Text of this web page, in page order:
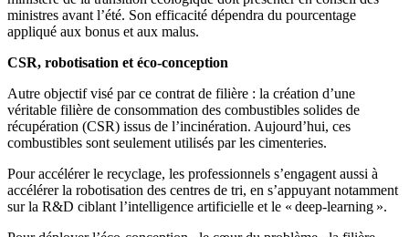
ministres avant l’été. Son efficacité dépendra du pourcentage
appliqué aux bonus et aux malus.
CSR, robotisation et éco-conception
Autre objectif visé par ce contrat de filière : la création d’une
véritable filière de consommation des combustibles solides de
récupération (CSR) issus de l’incinération. Aujourd’hui, ces
combustibles sont seulement utilisés par les cimenteries.
Pour accélérer le recyclage, les professionnels s’engagent aussi à
accélérer la robotisation des centres de tri, en s’appuyant notamment
sur la R&D ciblant l’intelligence artificielle et le « deep-learning ».